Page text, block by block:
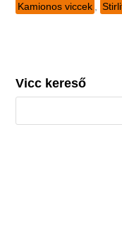
Kamionos viccek
Vicc kereső